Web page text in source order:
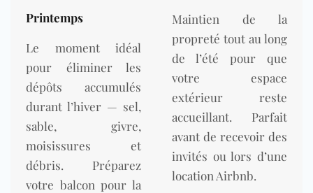
Printemps
Le moment idéal
pour éliminer les
dépôts accumulés
durant l’hiver — sel,
sable, givre,
moisissures et
débris. Préparez
votre balcon pour la
Maintien de la
propreté tout au long
de l’été pour que
votre espace
extérieur reste
accueillant. Parfait
avant de recevoir des
invités ou lors d’une
location Airbnb.